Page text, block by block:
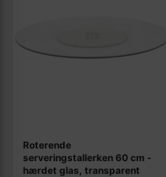
Roterende
serveringstallerken 60 cm -
hærdet glas, transparent